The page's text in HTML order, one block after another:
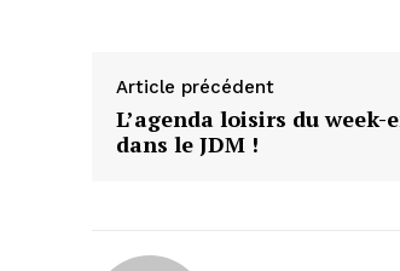
Article précédent
L’agenda loisirs du week-
dans le JDM !